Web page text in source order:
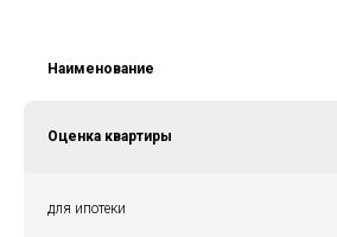
Наименование
Оценка квартиры
для ипотеки